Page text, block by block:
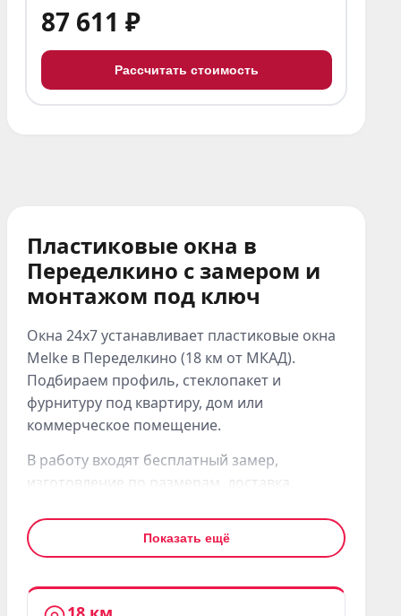
87 611 ₽
Рассчитать стоимость
Пластиковые окна в
Переделкино с замером и
монтажом под ключ
Окна 24x7 устанавливает пластиковые окна
Melke в Переделкино (18 км от МКАД).
Подбираем профиль, стеклопакет и
фурнитуру под квартиру, дом или
коммерческое помещение.
В работу входят бесплатный замер,
изготовление по размерам, доставка,
монтаж. После установки проверяем
створки, фурнитуру и герметичность швов.
Для квартир в Переделкино чаще выбирают
Melke Lite'70, Smart Ultra или Evolution. Для
Показать ещё